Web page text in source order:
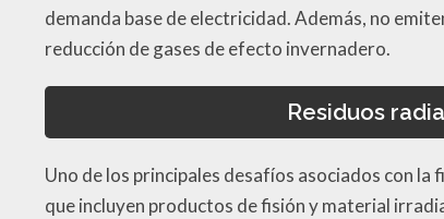
demanda base de electricidad. Además, no
reducción de gases de efecto invernadero.
Residuos
Uno de los principales desafíos asociados con
que incluyen productos de fisión y material